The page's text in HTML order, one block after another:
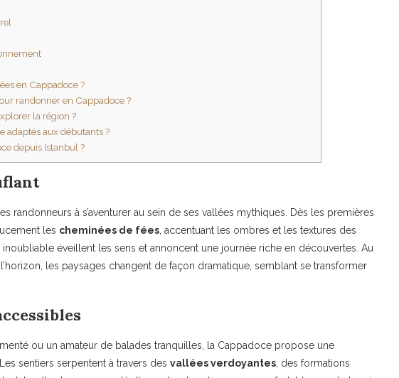
en Cappadoce ?
randonner en Cappadoce ?
la région ?
adaptés aux débutants ?
depuis Istanbul ?
randonneurs à s’aventurer au sein de ses vallées mythiques. Dès les premières
les cheminées de fées, accentuant les ombres et les textures des
éveillent les sens et annoncent une journée riche en découvertes. Au
les paysages changent de façon dramatique, semblant se transformer
ou un amateur de balades tranquilles, la Cappadoce propose une
sentiers serpentent à travers des vallées verdoyantes, des formations